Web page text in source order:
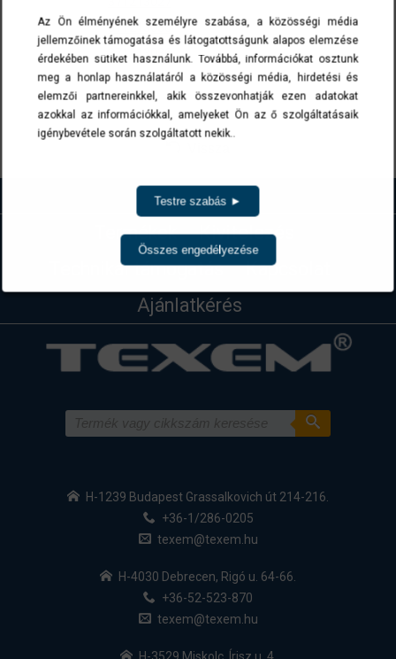
371213030
371213036
A cikkszámokra kattintva a termék(ek) az ajánlatkérés menüben
Termékek
Kivitelezés
Technikai támogatás
Kapcsolat
Ajánlatkérés
H-1239 Budapest Grassalkovich út 214-216.
+36-1/286-0205
texem@texem.hu
H-4030 Debrecen, Rigó u. 64-66.
+36-52-523-870
texem@texem.hu
H-3529 Miskolc, Írisz u. 4.
Az Ön élményének személyre szabása, a közösségi média
jellemzőinek támogatása és látogatottságunk alapos elemzése
érdekében sütiket használunk. Továbbá, információkat osztunk
meg a honlap használatáról a közösségi média, hirdetési és
elemzői partnereinkkel, akik összevonhatják ezen adatokat
azokkal az információkkal, amelyeket Ön az ő szolgáltatásaik
igénybevétele során szolgáltatott nekik..
Testre szabás ►
Összes engedélyezése